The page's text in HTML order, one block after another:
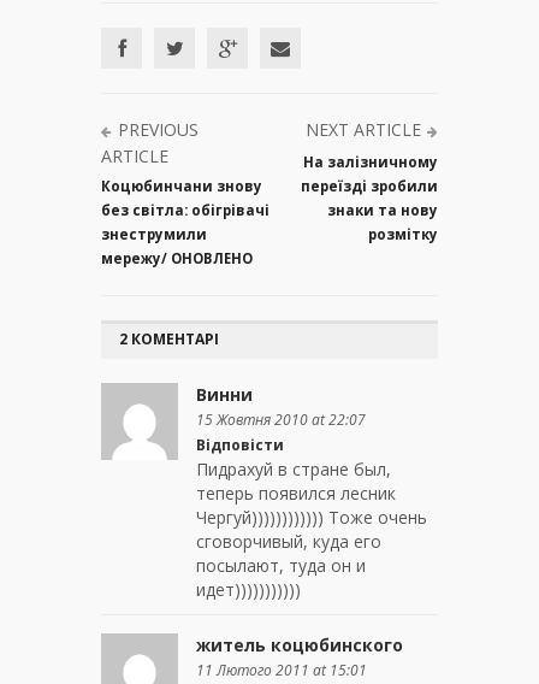
PREVIOUS
ARTICLE
Коцюбинчани знову
без світла: обігрівачі
знеструмили
мережу/ ОНОВЛЕНО
NEXT ARTICLE
На залізничному
переїзді зробили
знаки та нову
розмітку
2 КОМЕНТАРІ
Винни
15 Жовтня 2010 at 22:07
Відповісти
Пидрахуй в стране был,
теперь появился лесник
Чергуй)))))))))))) Тоже очень
сговорчивый, куда его
посылают, туда он и
идет)))))))))))
житель коцюбинского
11 Лютого 2011 at 15:01